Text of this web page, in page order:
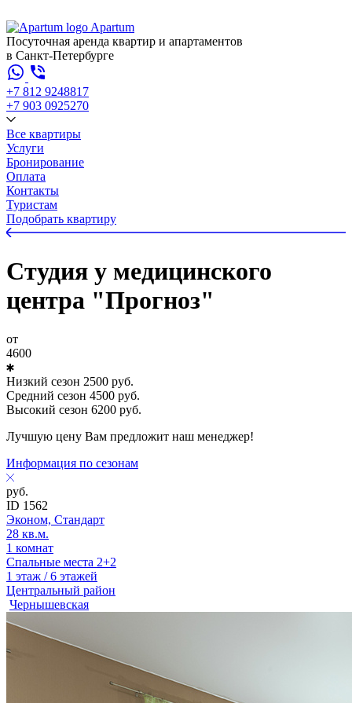
Apartum
Посуточная аренда квартир и апартаментов
в Санкт-Петербурге
+7 812 9248817
+7 903 0925270
Все квартиры
Услуги
Бронирование
Оплата
Контакты
Туристам
Подобрать квартиру
Студия у медицинского
центра "Прогноз"
от
4600
Низкий сезон 2500 руб.
Средний сезон 4500 руб.
Высокий сезон 6200 руб.
Лучшую цену Вам предложит наш менеджер!
Информация по сезонам
руб.
ID 1562
Эконом, Стандарт
28 кв.м.
1 комнат
Спальные места 2+2
1 этаж / 6 этажей
Центральный район
Чернышевская